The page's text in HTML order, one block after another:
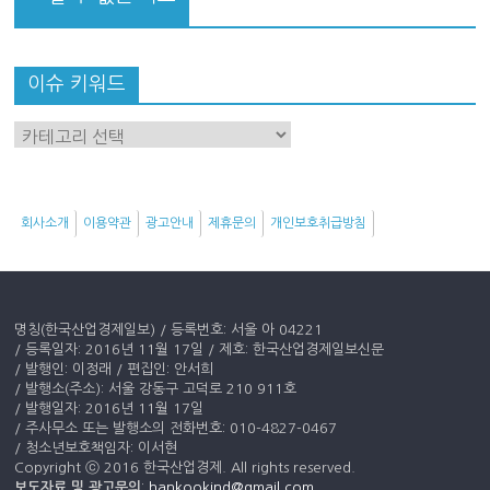
이슈 키워드
이
드
회사소개 이용약관 광고안내 제휴문의 개인보호취급방침
명칭(한국산업경제일보) / 등록번호: 서울 아 04221
/ 등록일자: 2016년 11월 17일 / 제호: 한국산업경제일보신문
/ 발행인: 이정래 / 편집인: 안서희
/ 발행소(주소): 서울 강동구 고덕로 210 911호
/ 발행일자: 2016년 11월 17일
/ 주사무소 또는 발행소의 전화번호: 010-4827-0467
/ 청소년보호책임자: 이서현
Copyright ⓒ 2016 한국산업경제. All rights reserved.